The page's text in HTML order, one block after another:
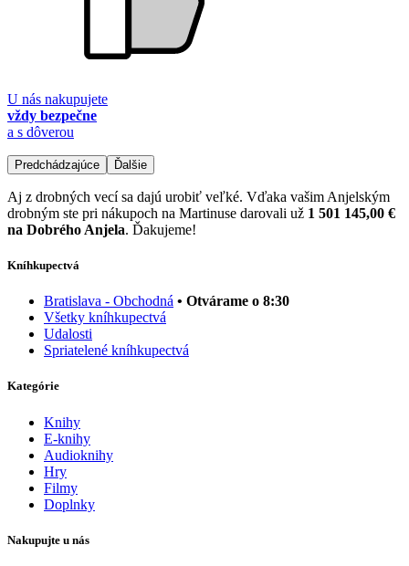
U nás nakupujete
vždy bezpečne
a s dôverou
Predchádzajúce Ďalšie
Aj z drobných vecí sa dajú urobiť veľké. Vďaka vašim Anjelským
drobným ste pri nákupoch na Martinuse darovali už 1 501 145,00 €
na Dobrého Anjela. Ďakujeme!
Kníhkupectvá
Bratislava - Obchodná • Otvárame o 8:30
Všetky kníhkupectvá
Udalosti
Spriatelené kníhkupectvá
Kategórie
Knihy
E-knihy
Audioknihy
Hry
Filmy
Doplnky
Nakupujte u nás